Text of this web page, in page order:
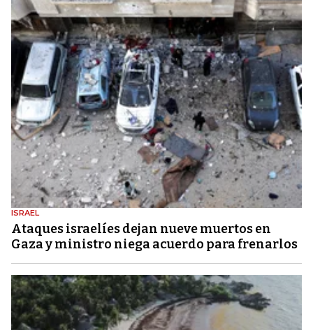
ISRAEL
Ataques israelíes dejan nueve muertos en
Gaza y ministro niega acuerdo para frenarlos